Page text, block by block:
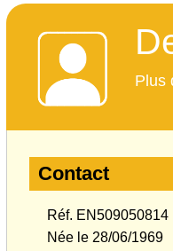
Plus
Contact
Réf. EN509050814
Née le 28/06/1969